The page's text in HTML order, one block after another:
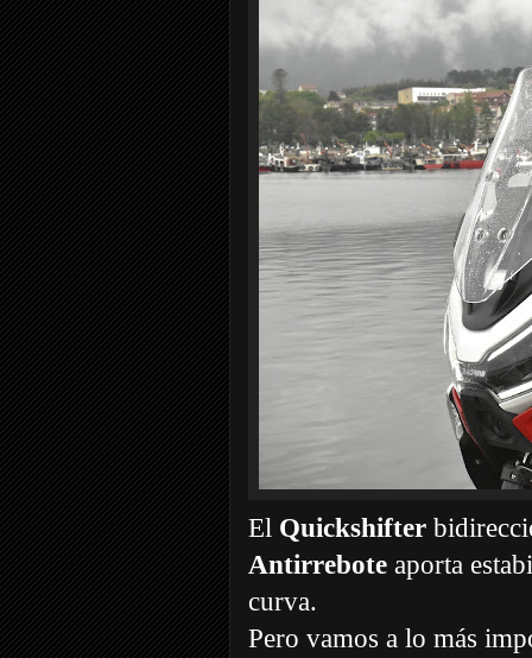
El Quickshifter
Antirrebote aporta
curva.
Pero vamos a lo más